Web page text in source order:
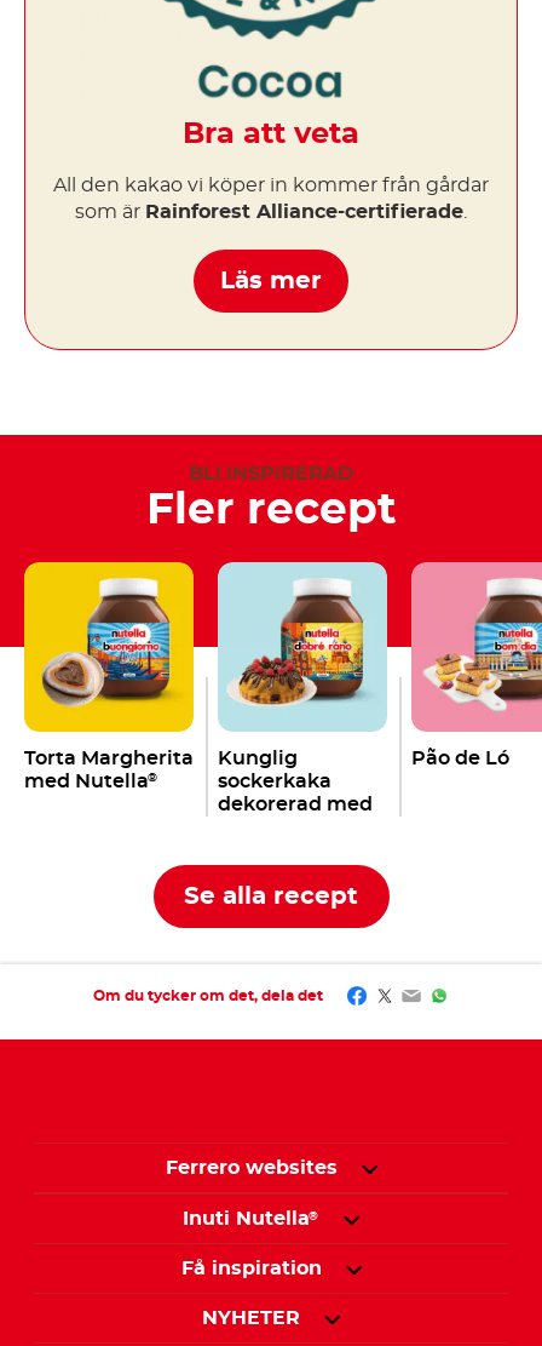
Bra att veta
All den kakao vi köper in kommer från gårdar
som är Rainforest Alliance-certifierade
Läs mer
BLI INSPIRERAD
Fler recept
Torta Margherita
med Nutella®
Kunglig
sockerkaka
dekorerad med
Pão de Ló
Se alla recept
Om du tycker om det, dela det Facebook
Twitter
EmailWhatsApp
Ferrero websites
Inuti Nutella®
Få inspiration
NYHETER